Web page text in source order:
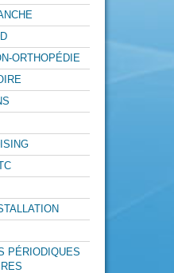
ORTHOPÉDIE
PÉRIODIQUES